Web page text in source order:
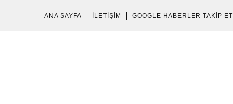
ANA SAYFA İLETIŞIM GOOGLE HABERLER TAKIP ET